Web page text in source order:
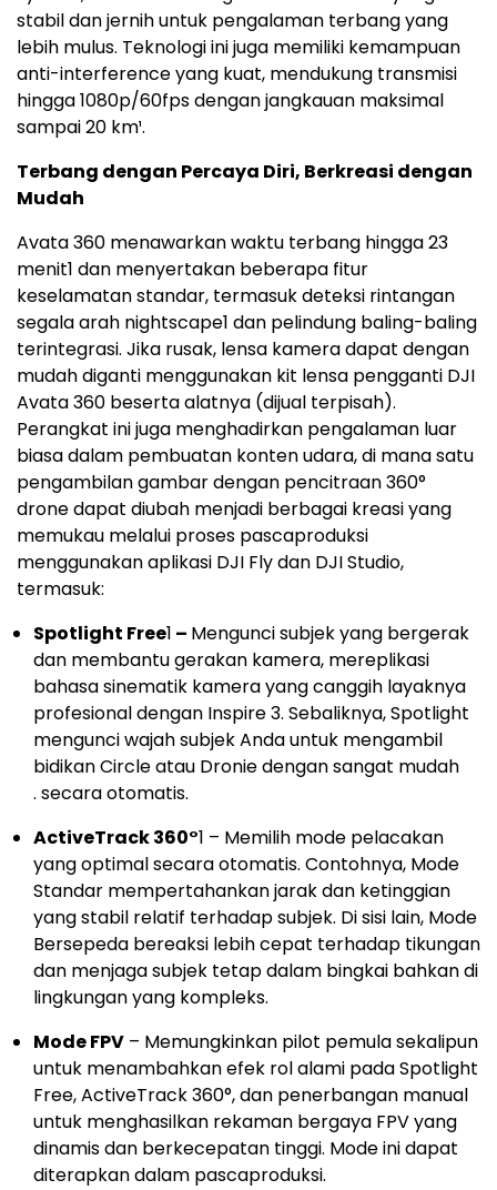
stabil dan jernih untuk pengalaman terbang yang
lebih mulus. Teknologi ini juga memiliki kemampuan
anti-interference yang kuat, mendukung transmisi
hingga 1080p/60fps dengan jangkauan maksimal
sampai 20 km¹.
Terbang dengan Percaya Diri, Berkreasi dengan
Mudah
Avata 360 menawarkan waktu terbang hingga 23
menit1 dan menyertakan beberapa fitur
keselamatan standar, termasuk deteksi rintangan
segala arah nightscape1 dan pelindung baling-baling
terintegrasi. Jika rusak, lensa kamera dapat dengan
mudah diganti menggunakan kit lensa pengganti DJI
Avata 360 beserta alatnya (dijual terpisah).
Perangkat ini juga menghadirkan pengalaman luar
biasa dalam pembuatan konten udara, di mana satu
pengambilan gambar dengan pencitraan 360°
drone dapat diubah menjadi berbagai kreasi yang
memukau melalui proses pascaproduksi
menggunakan aplikasi DJI Fly dan DJI Studio,
termasuk:
Spotlight Free1 – Mengunci subjek yang bergerak
dan membantu gerakan kamera, mereplikasi
bahasa sinematik kamera yang canggih layaknya
profesional dengan Inspire 3. Sebaliknya, Spotlight
mengunci wajah subjek Anda untuk mengambil
bidikan Circle atau Dronie dengan sangat mudah
. secara otomatis.
ActiveTrack 360°1 – Memilih mode pelacakan
yang optimal secara otomatis. Contohnya, Mode
Standar mempertahankan jarak dan ketinggian
yang stabil relatif terhadap subjek. Di sisi lain, Mode
Bersepeda bereaksi lebih cepat terhadap tikungan
dan menjaga subjek tetap dalam bingkai bahkan di
lingkungan yang kompleks.
Mode FPV – Memungkinkan pilot pemula sekalipun
untuk menambahkan efek rol alami pada Spotlight
Free, ActiveTrack 360°, dan penerbangan manual
untuk menghasilkan rekaman bergaya FPV yang
dinamis dan berkecepatan tinggi. Mode ini dapat
diterapkan dalam pascaproduksi.